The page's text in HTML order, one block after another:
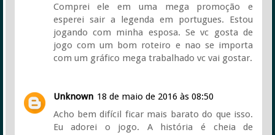
Comprei ele em uma mega promoção e
esperei sair a legenda em portugues. Estou
jogando com minha esposa. Se vc gosta de
jogo com um bom roteiro e nao se importa
com um gráfico mega trabalhado vc vai gostar.
Unknown 18 de maio de 2016 às 08:50
Acho bem difícil ficar mais barato do que isso.
Eu adorei o jogo. A história é cheia de